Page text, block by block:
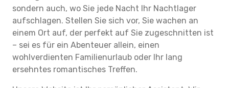
sondern auch, wo Sie jede Nacht Ihr Nachtlager
aufschlagen. Stellen Sie sich vor, Sie wachen an
einem Ort auf, der perfekt auf Sie zugeschnitten ist
– sei es für ein Abenteuer allein, einen
wohlverdienten Familienurlaub oder Ihr lang
ersehntes romantisches Treffen.